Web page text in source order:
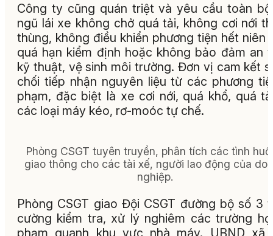
Công ty cũng quán triệt và yêu cầu toàn
ngũ lái xe không chở quá tải, không cơi nới
thùng, không điều khiển phương tiện hết niên
quá hạn kiểm định hoặc không bảo đảm an
kỹ thuật, vệ sinh môi trường. Đơn vị cam kết
chối tiếp nhận nguyên liệu từ các phương
phạm, đặc biệt là xe cơi nới, quá khổ, quá
các loại máy kéo, rơ-moóc tự chế.
Phòng CSGT tuyên truyền, phân tích các tình
giao thông cho các tài xế, người lao động của
nghiệp.
Phòng CSGT giao Đội CSGT đường bộ số 3
cường kiểm tra, xử lý nghiêm các trường
phạm quanh khu vực nhà máy. UBND xã